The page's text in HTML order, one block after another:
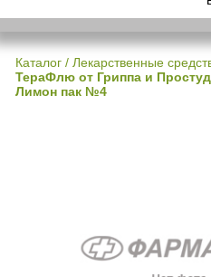
Каталог / Лекарственные
ТераФлю от Гриппа и
Лимон пак №4